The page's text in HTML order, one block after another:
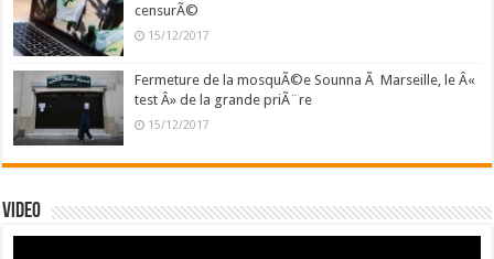
censurÃ©
15/12/2017
Fermeture de la mosquÃ©e Sounna Ã Marseille, le Â«
test Â» de la grande priÃ¨re
15/12/2017
Video